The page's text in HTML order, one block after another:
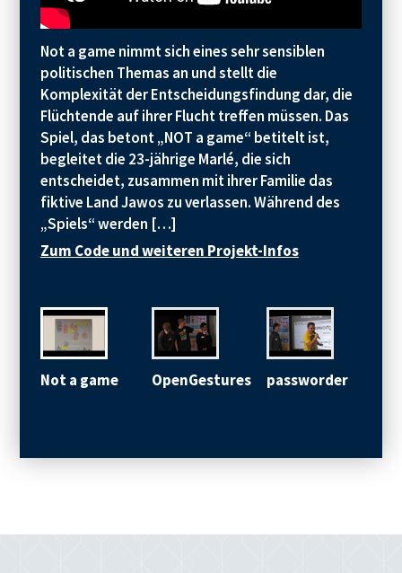
Not a game nimmt sich eines sehr sensiblen
politischen Themas an und stellt die
Komplexität der Entscheidungsfindung dar, die
Flüchtende auf ihrer Flucht treffen müssen. Das
Spiel, das betont „NOT a game“ betitelt ist,
begleitet die 23-jährige Marlé, die sich
entscheidet, zusammen mit ihrer Familie das
fiktive Land Jawos zu verlassen. Während des
„Spiels“ werden […]
Zum Code und weiteren Projekt-Infos
Not a game OpenGestures passworder